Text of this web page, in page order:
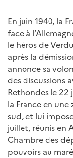
En juin 1940, la
face à
le héros de
après la
annonce sa
des discussions
Rethondes le 22
la France en
sud, et lui
juillet, réunis en
Chambre des
pouvoirs au